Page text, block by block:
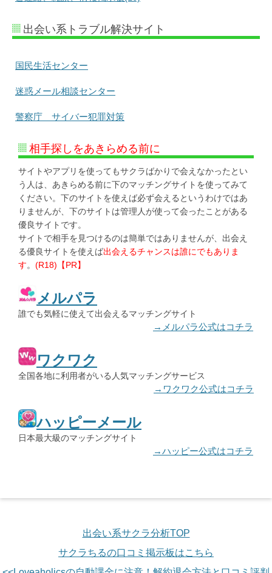
出会い系トラブル解決サイト
国民生活センター
迷惑メール相談センター
警察庁 サイバー犯罪対策
相手探しをあきらめる前に
サイトやアプリを使ってもサクラばかりで会えなかったとい
う人は、あきらめる前に下のマッチングサイトを使ってみて
ください。下のサイトを使えば必ず会えるというわけではあ
りませんが、下のサイトは管理人が使って会ったことがある
優良サイトです。
サイトで相手を見つけるのは簡単ではありませんが、出会え
る優良サイトを使えば出会えるチャンスは誰にでもありま
す。 (R18)【PR】
メルパラ
誰でも気軽に使えて出会えるマッチングサイト
→メルパラ公式はコチラ
ワクワク
全国各地に利用者がいる人気マッチングサービス
→ワクワク公式はコチラ
ハッピーメール
日本最大級のマッチングサイト
→ハッピー公式はコチラ
出会い系サクラ分析TOP
サクラちるの口コミ掲示板はこちら